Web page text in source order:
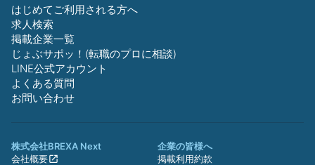
はじめてご利用される方へ
求人検索
掲載企業一覧
じょぶサポッ！(転職のプロに相談)
LINE公式アカウント
よくある質問
お問い合わせ
株式会社BREXA Next
会社概要
企業の皆様へ
掲載利用約款